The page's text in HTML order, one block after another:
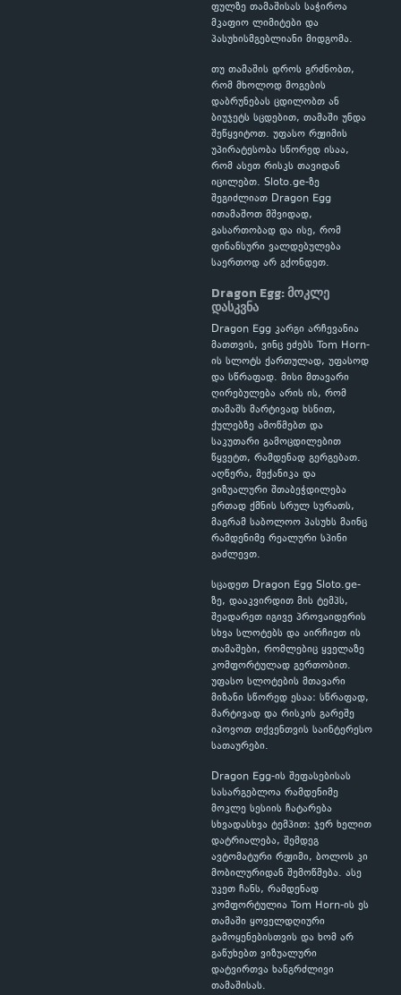
ფულზე თამაშისას საჭიროა
მკაფიო ლიმიტები და
პასუხისმგებლიანი მიდგომა.
თუ თამაშის დროს გრძნობთ,
რომ მხოლოდ მოგების
დაბრუნებას ცდილობთ ან
ბიუჯეტს სცდებით, თამაში უნდა
შეწყვიტოთ. უფასო რეჟიმის
უპირატესობა სწორედ ისაა,
რომ ასეთ რისკს თავიდან
იცილებთ. Sloto.ge-ზე
შეგიძლიათ Dragon Egg
ითამაშოთ მშვიდად,
გასართობად და ისე, რომ
ფინანსური ვალდებულება
საერთოდ არ გქონდეთ.
Dragon Egg: მოკლე
დასკვნა
Dragon Egg კარგი არჩევანია
მათთვის, ვინც ეძებს Tom Horn-
ის სლოტს ქართულად, უფასოდ
და სწრაფად. მისი მთავარი
ღირებულება არის ის, რომ
თამაშს მარტივად ხსნით,
ქულებზე ამოწმებთ და
საკუთარი გამოცდილებით
წყვეტთ, რამდენად გერგებათ.
აღწერა, მექანიკა და
ვიზუალური შთაბეჭდილება
ერთად ქმნის სრულ სურათს,
მაგრამ საბოლოო პასუხს მაინც
რამდენიმე რეალური სპინი
გაძლევთ.
სცადეთ Dragon Egg Sloto.ge-
ზე, დააკვირდით მის ტემპს,
შეადარეთ იგივე პროვაიდერის
სხვა სლოტებს და აირჩიეთ ის
თამაშები, რომლებიც ყველაზე
კომფორტულად გერთობით.
უფასო სლოტების მთავარი
მიზანი სწორედ ესაა: სწრაფად,
მარტივად და რისკის გარეშე
იპოვოთ თქვენთვის საინტერესო
სათაურები.
Dragon Egg-ის შეფასებისას
სასარგებლოა რამდენიმე
მოკლე სესიის ჩატარება
სხვადასხვა ტემპით: ჯერ ხელით
დატრიალება, შემდეგ
ავტომატური რეჟიმი, ბოლოს კი
მობილურიდან შემოწმება. ასე
უკეთ ჩანს, რამდენად
კომფორტულია Tom Horn-ის ეს
თამაში ყოველდღიური
გამოყენებისთვის და ხომ არ
გაწუხებთ ვიზუალური
დატვირთვა ხანგრძლივი
თამაშისას.